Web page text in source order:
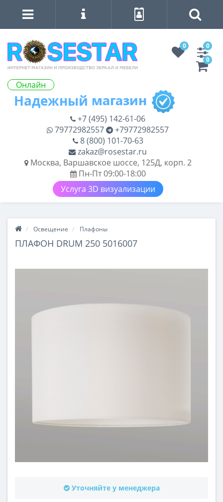
Онлайн
0
0
0
+7 (495) 142-61-06
79772982557
+79772982557
8 (800) 101-70-63
zakaz@rosestar.ru
Москва, Варшавское шоссе, 125Д, корп. 2
Пн-Пт 09:00-18:00
Услуга 3D визуализации
Освещение Плафоны
ПЛАФОН DRUM 250 5016007
Уточняйте у менеджера